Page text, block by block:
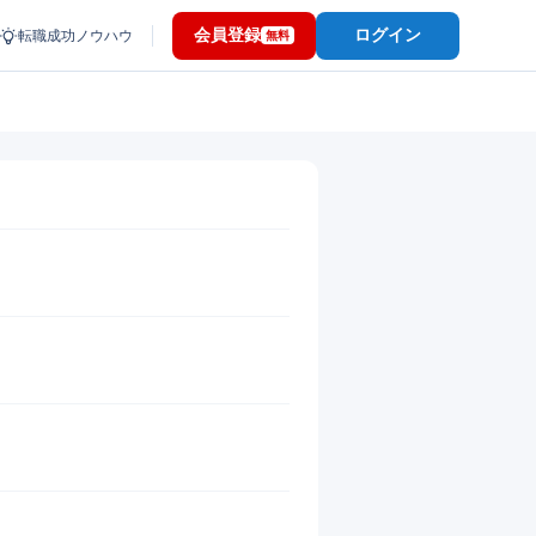
転職成功ノウハウ 会員登録 無料 ログイン